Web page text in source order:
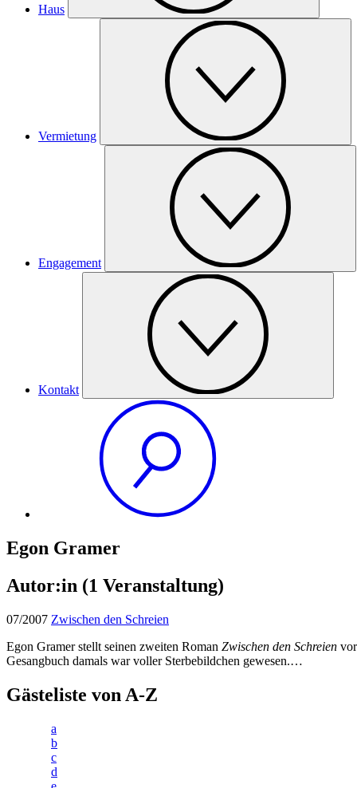
Haus
Vermietung
Engagement
Kontakt
Egon Gramer
Autor:in (1 Veranstaltung)
07/2007 Zwischen den Schreien
Egon Gramer stellt seinen zweiten Roman Zwischen den Schreien
Gesangbuch damals war voller Sterbebildchen gewesen.…
Gästeliste von A-Z
a
b
c
d